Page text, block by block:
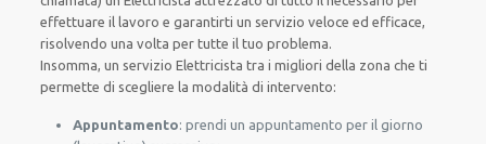
effettuare il lavoro e garantirti un servizio veloce ed efficace,
risolvendo una volta per tutte il tuo problema.
Insomma, un servizio Elettricista tra i migliori della zona che ti
permette di scegliere la modalità di intervento:
Appuntamento: prendi un appuntamento per il giorno